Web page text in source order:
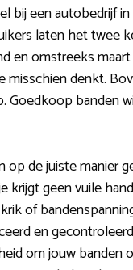
bij een autobedrijf
laten het twee
en omstreeks
misschien denkt.
banden
op de juiste manier
krijgt geen vuile
of
en
om jouw banden